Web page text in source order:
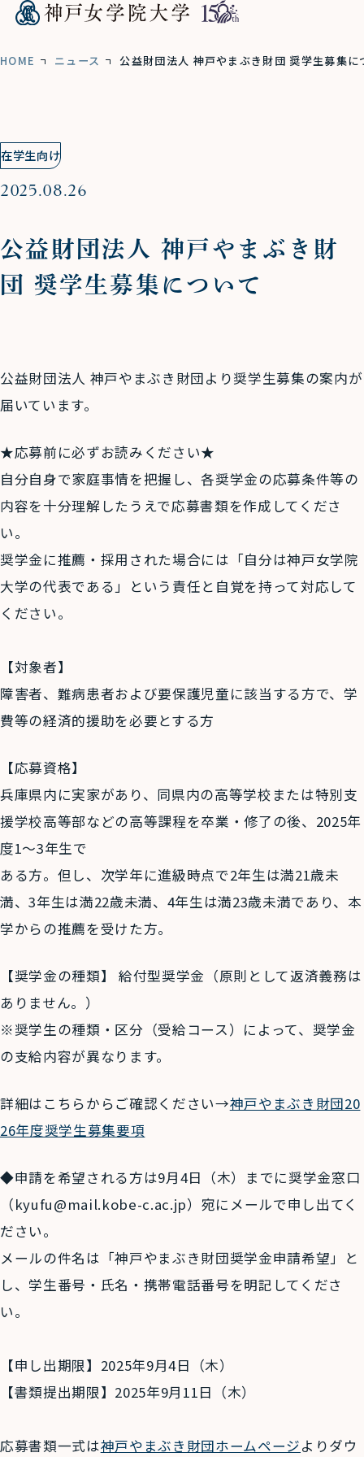
HOME ニュース 公益財団法人 神戸やまぶき財団 奨学生募集に
在学生向け
2025.08.26
公益財団法人 神戸やまぶき財
団 奨学生募集について
公益財団法人 神戸やまぶき財団より奨学生募集の案内が
届いています。
★応募前に必ずお読みください★
自分自身で家庭事情を把握し、各奨学金の応募条件等の
内容を十分理解したうえで応募書類を作成してくださ
い。
奨学金に推薦・採用された場合には「自分は神戸女学院
大学の代表である」という責任と自覚を持って対応して
ください。
【対象者】
障害者、難病患者および要保護児童に該当する方で、学
費等の経済的援助を必要とする方
【応募資格】
兵庫県内に実家があり、同県内の高等学校または特別支
援学校高等部などの高等課程を卒業・修了の後、2025年
度1～3年生で
ある方。但し、次学年に進級時点で2年生は満21歳未
満、3年生は満22歳未満、4年生は満23歳未満であり、本
学からの推薦を受けた方。
【奨学金の種類】 給付型奨学金（原則として返済義務は
ありません。）
※奨学生の種類・区分（受給コース）によって、奨学金
の支給内容が異なります。
詳細はこちらからご確認ください→神戸やまぶき財団20
26年度奨学生募集要項
◆申請を希望される方は9月4日（木）までに奨学金窓口
（kyufu@mail.kobe-c.ac.jp）宛にメールで申し出てく
ださい。
メールの件名は「神戸やまぶき財団奨学金申請希望」と
し、学生番号・氏名・携帯電話番号を明記してくださ
い。
【申し出期限】2025年9月4日（木）
【書類提出期限】2025年9月11日（木）
応募書類一式は神戸やまぶき財団ホームページよりダウ